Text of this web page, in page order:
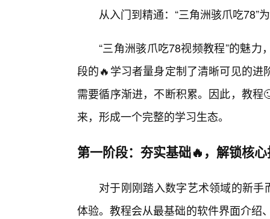
从入门到精通：“三角洲骇爪吃78”
“三角洲骇爪吃78视频教程”的魅
段的🔥学习者量身定制了清晰可见的
需要循序渐进，不断积累。因此，教
来，形成一个完整的学习生态。
第一阶段：夯实基础🔥，解锁核
对于刚刚踏入数字艺术领域的新手
体验。教程会从最基础的软件界面介绍